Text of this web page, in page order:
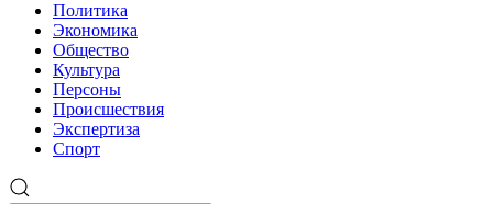
Политика
Экономика
Общество
Культура
Персоны
Происшествия
Экспертиза
Спорт